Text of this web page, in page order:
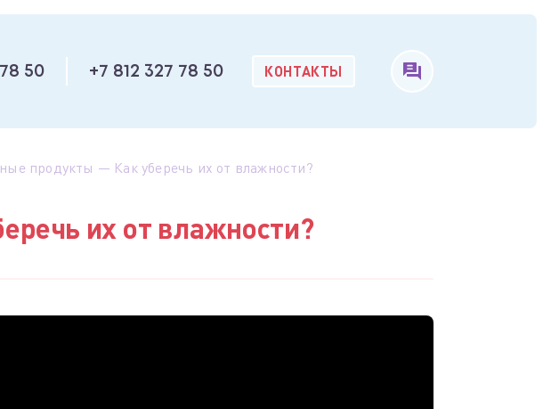
50 +7 812 327 78 50 КОНТАКТЫ
продукты — Как уберечь их от влажности?
их от влажности?